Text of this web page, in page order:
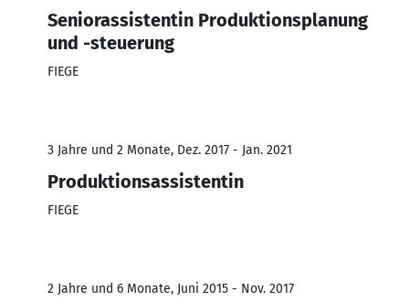
Seniorassistentin Produktionsplanung
und -steuerung
FIEGE
3 Jahre und 2 Monate, Dez. 2017 - Jan. 2021
Produktionsassistentin
FIEGE
2 Jahre und 6 Monate, Juni 2015 - Nov. 2017